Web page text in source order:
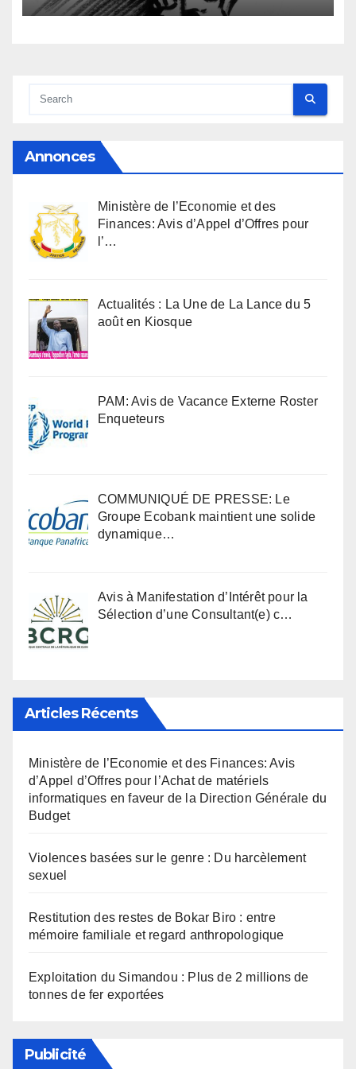
Annonces
Ministère de l’Economie et des
Finances: Avis d’Appel d’Offres pour
l’…
Actualités : La Une de La Lance du 5
août en Kiosque
PAM: Avis de Vacance Externe Roster
Enqueteurs
COMMUNIQUÉ DE PRESSE: Le
Groupe Ecobank maintient une solide
dynamique…
Avis à Manifestation d’Intérêt pour la
Sélection d’une Consultant(e) c…
Articles Récents
Ministère de l’Economie et des Finances: Avis
d’Appel d’Offres pour l’Achat de matériels
informatiques en faveur de la Direction Générale du
Budget
Violences basées sur le genre : Du harcèlement
sexuel
Restitution des restes de Bokar Biro : entre
mémoire familiale et regard anthropologique
Exploitation du Simandou : Plus de 2 millions de
tonnes de fer exportées
Publicité